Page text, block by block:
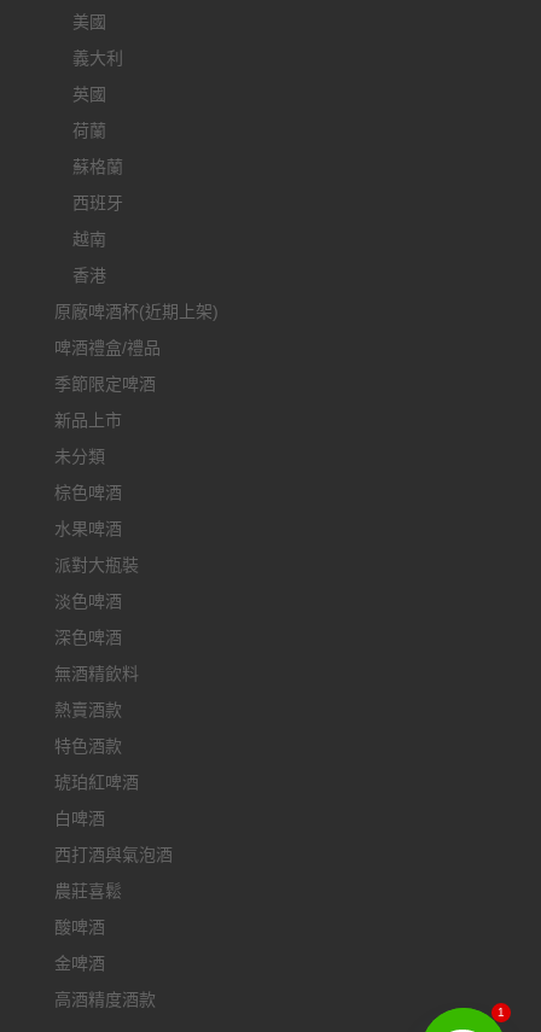
美國
義大利
英國
荷蘭
蘇格蘭
西班牙
越南
香港
原廠啤酒杯(近期上架)
啤酒禮盒/禮品
季節限定啤酒
新品上市
未分類
棕色啤酒
水果啤酒
派對大瓶裝
淡色啤酒
深色啤酒
無酒精飲料
熱賣酒款
特色酒款
琥珀紅啤酒
白啤酒
西打酒與氣泡酒
農莊喜鬆
酸啤酒
金啤酒
高酒精度酒款
1